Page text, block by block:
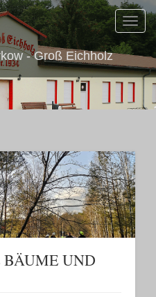
- Groß Eichholz
UND